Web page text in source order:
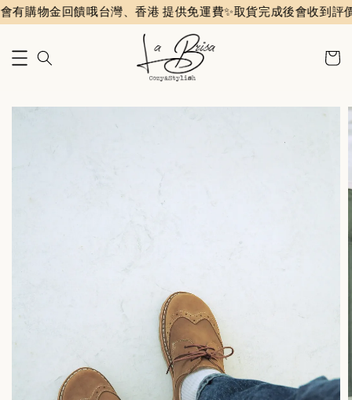
金回饋哦台灣、香港 提供免運費✨️取貨完成後會收到評價通知